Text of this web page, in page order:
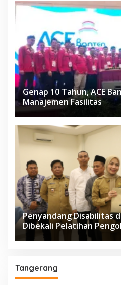
Genap 10 Tahun, ACE
Manajemen Fasilitas
Penyandang Disabilitas
Dibekali Pelatihan
Tangerang